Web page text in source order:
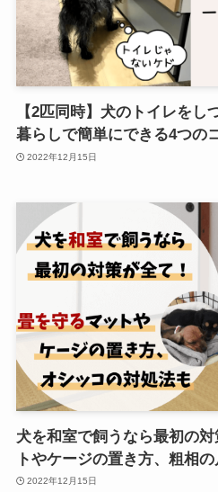
【2匹同時】犬のトイレをし
暮らしで簡単にできる4つの
2022年12月15日
犬を和室で飼うなら最初の
トやケージの置き方、粗相
2022年12月15日